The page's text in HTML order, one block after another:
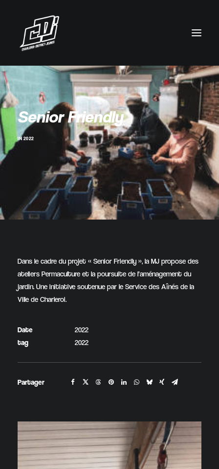
Senior Friendly
IN2022
Dans le cadre du projet « Senior Friendly », la MJ propose des
ateliers Permaculture et la poursuite de l’aménagement du
jardin. Une initiative soutenue par le Service des Aînés de la
Ville de Charleroi.
Date
2022
tag
2022
Partager